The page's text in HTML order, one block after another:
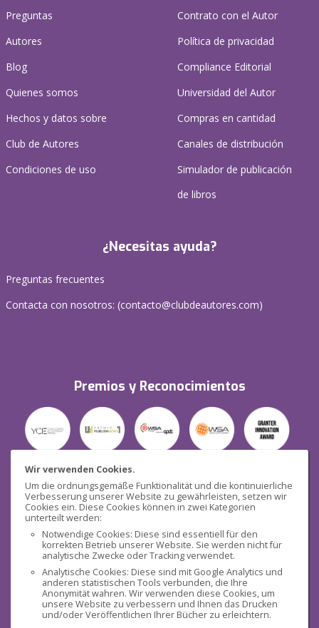
Wir verwenden Cookies.
Um die ordnungsgemäße Funktionalität und die kontinuierliche
Verbesserung unserer Website zu gewährleisten, setzen wir
Cookies ein. Diese Cookies können in zwei Kategorien
unterteilt werden:
Notwendige Cookies: Diese sind essentiell für den
korrekten Betrieb unserer Website. Sie werden nicht für
analytische Zwecke oder Tracking verwendet.
Analytische Cookies: Diese sind mit Google Analytics und
anderen statistischen Tools verbunden, die Ihre
Anonymität wahren. Wir verwenden diese Cookies, um
unsere Website zu verbessern und Ihnen das Drucken
und/oder Veröffentlichen Ihrer Bücher zu erleichtern.
Preguntas
Autores
Blog
Quienes somos
Hechos y datos sobre
Club de Autores
Condiciones de uso
Contrato con el Autor
Política de privacidad
Compliance Editorial
Universidad del Autor
Compras en cantidad
Canales de distribución
Simulador de publicación
de libros
¿Necesitas ayuda?
Preguntas frecuentes
Contacta con nosotros: (contacto@clubdeautores.com)
Premios y Reconocimientos
Seguridad
Redes sociales